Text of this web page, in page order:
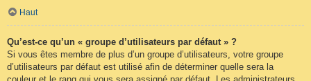
Haut
Qu’est-ce qu’un « groupe d’utilisateurs par défaut » ?
Si vous êtes membre de plus d’un groupe d’utilisateurs, votre groupe
d’utilisateurs par défaut est utilisé afin de déterminer quelle sera la